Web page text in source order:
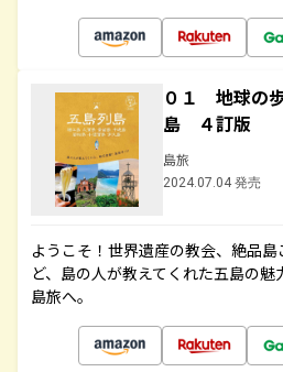
０１ 地球の
島 ４訂版
島旅
2024.07.04 発売
ようこそ！世界遺産の教会、絶品
ど、島の人が教えてくれた五島の魅
島旅へ。